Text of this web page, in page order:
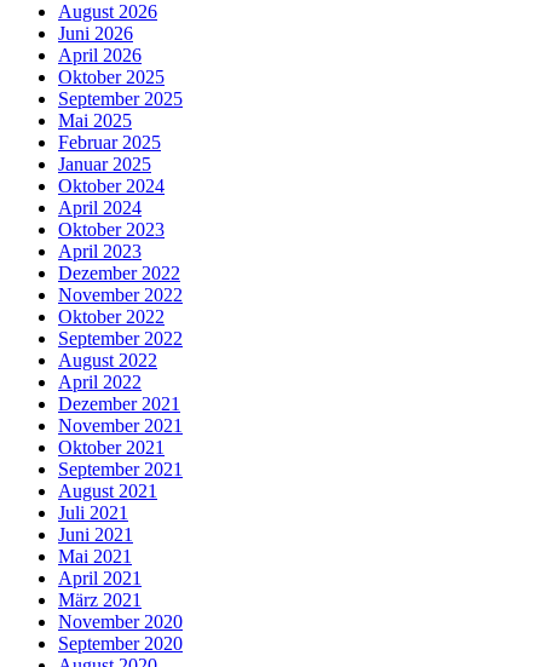
August 2026
Juni 2026
April 2026
Oktober 2025
September 2025
Mai 2025
Februar 2025
Januar 2025
Oktober 2024
April 2024
Oktober 2023
April 2023
Dezember 2022
November 2022
Oktober 2022
September 2022
August 2022
April 2022
Dezember 2021
November 2021
Oktober 2021
September 2021
August 2021
Juli 2021
Juni 2021
Mai 2021
April 2021
März 2021
November 2020
September 2020